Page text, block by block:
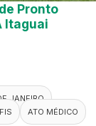
Pronto
Itaguai
JANEIRO
ATO MÉDICO